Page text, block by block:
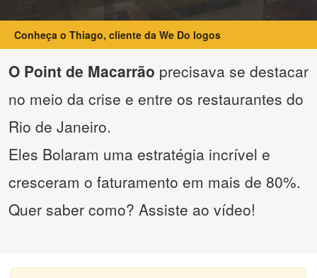
Conheça o Thiago, cliente da We Do logos
O Point de Macarrão precisava se destacar
no meio da crise e entre os restaurantes do
Rio de Janeiro.
Eles Bolaram uma estratégia incrível e
cresceram o faturamento em mais de 80%.
Quer saber como? Assiste ao vídeo!